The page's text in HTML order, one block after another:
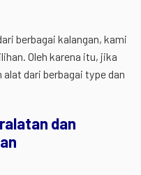
berbagai kalangan, kami
Oleh karena itu, jika
dari berbagai type dan
dan